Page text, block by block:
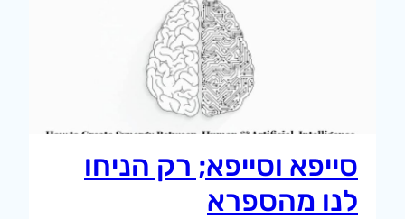
סייפא וסייפא; רק הניחו
לנו מהספרא